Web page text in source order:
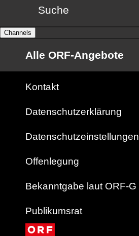
Suche
Channels
Alle ORF-Angebote
Kontakt
Datenschutzerklärung
Datenschutzeinstellungen
Offenlegung
Bekanntgabe laut ORF-G
Publikumsrat